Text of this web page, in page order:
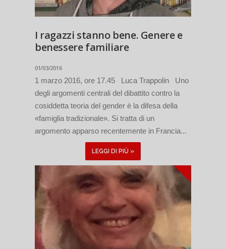
I ragazzi stanno bene. Genere e
benessere familiare
01/03/2016
1 marzo 2016, ore 17.45 Luca Trappolin Uno
degli argomenti centrali del dibattito contro la
cosiddetta teoria del gender è la difesa della
«famiglia tradizionale». Si tratta di un
argomento apparso recentemente in Francia...
LEGGI DI PIÙ »